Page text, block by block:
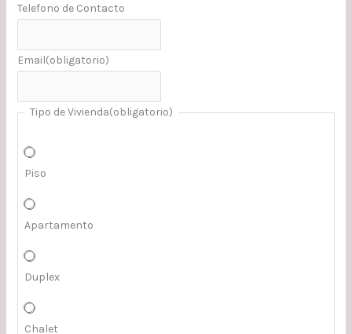
Telefono de Contacto
Email(obligatorio)
Tipo de Vivienda(obligatorio)
Piso
Apartamento
Duplex
Chalet